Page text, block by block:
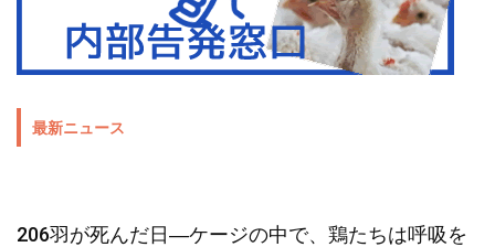
最新ニュース
206羽が死んだ日―ケージの中で、鶏たちは呼吸を